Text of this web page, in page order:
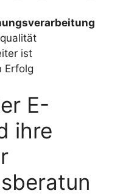
ist
Erfolg
E-
ihre